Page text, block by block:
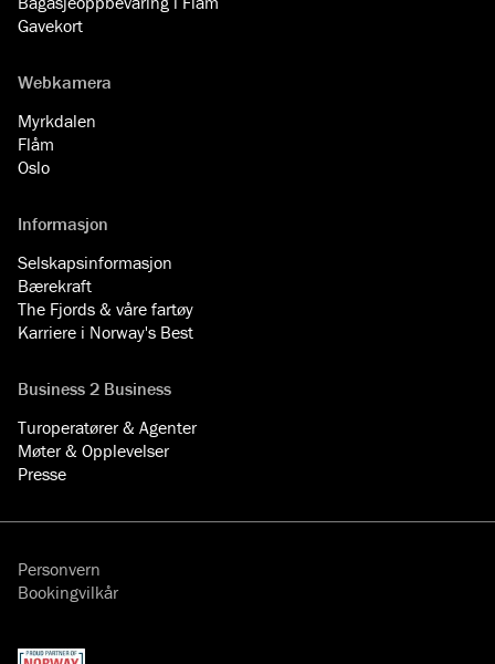
Gavekort
Webkamera
Myrkdalen
Flåm
Oslo
Informasjon
Selskapsinformasjon
Bærekraft
The Fjords & våre fartøy
Karriere i Norway's Best
Business 2 Business
Turoperatører & Agenter
Møter & Opplevelser
Presse
Personvern
Bookingvilkår